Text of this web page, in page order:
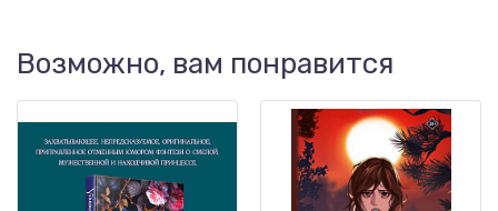
Возможно, вам понравится